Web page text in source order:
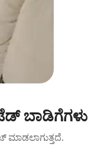
ಬಾಡಿಗೆಗಳು
ಮಾಡಲಾಗುತ್ತದೆ.